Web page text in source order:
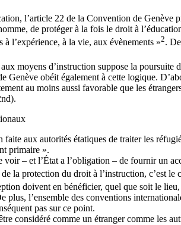
l’article 22 de la Convention de Genève
de protéger à la fois le droit à
l’expérience, à la vie, aux évènements »2.
moyens d’instruction suppose la poursuite
obéit également à cette logique.
au moins aussi favorable que les
aux autorités étatiques de traiter les
primaire ».
– et l’État a l’obligation – de fournir un
la protection du droit à l’instruction, c’est le
doivent en bénéficier, quel que soit le
l’ensemble des conventions
pas sur ce point.
considéré comme un étranger comme les